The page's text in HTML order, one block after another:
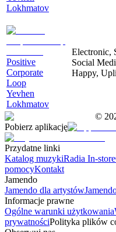
Lokhmatov
Positive
Corporate
Loop
Yevhen
Lokhmatov
Electronic,
Social
Happy,
©
Pobierz aplikację
Przydatne linki
Katalog muzykiRadia In-store
pomocyKontakt
Jamendo
Jamendo dla artystów
Informacje prawne
Ogólne warunki użytkowania
prywatnościPolityka plików